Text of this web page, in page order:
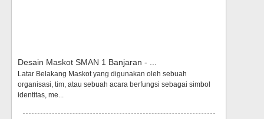
Desain Maskot SMAN 1 Banjaran - ...
Latar Belakang Maskot yang digunakan oleh sebuah
organisasi, tim, atau sebuah acara berfungsi sebagai simbol
identitas, me...